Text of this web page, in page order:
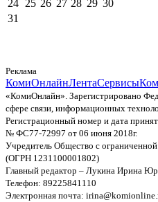
24 25 26 27 28 29 30
31
Реклама
КомиОнлайнЛентаСервисы
«КомиОнлайн». Зарегистрировано
сфере связи, информационных
Регистрационный номер и дата
№ ФС77-72997 от 06 июня 2018г.
Учредитель Общество с
(ОГРН 1231100001802)
Главный редактор – Лукина Ирина
Телефон: 89225841110
Электронная почта: